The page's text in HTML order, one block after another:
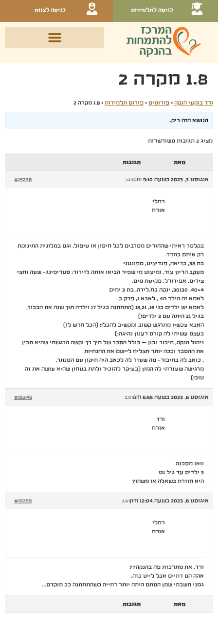
כניסה לתלמידות כניסה לצוות
1.8 מקרה 2
ורד בוקעי הנקה › פורומים › פורום תלמידות › 1.8 מקרה 2
הנושא הזה ריק.
מציג 2 תגובות משורשרות
מאת תגובות
אוגוסט 3, 2023 בשעה 9:10 pm #15238 הגב
רחלי
אורח
בקלסר ראיתי שההורים מסרבים לכל חיסון או טיפול, וגם במלונית התינוקת
רק איתם בחדר.
בת 38, בריאה, פנדיציט, ספונטני
מעקב הריון עוד, ומיעוט מי שפיר הביאו אותה לזירור: סטריפינג- שעה וחצי
צירים, אפידורל, פקיעת מים.
40+4, 30130, ינקה בח.לידה, בת 3 ימים
לאמא זה הילד ה4 , לאבא 1, פרק ב.
לאמא יש ילדים בני 16, 18,21 (התחתנה בגיל 17 וילדה תוך שנה את הבכור.
בגיל 21 היתה עם 3 ילדים!)
האבא עכשיו מתרגש קשוב ומקשיב להכל!! (הכל חדש לו)
בעצם עשיתי לה קורס רענון נהיגה:)
ניהול הנקה, חיבור נכון – כולל הסבר של חיך רך וקשה הרגשתי שהיא תבין
את ההסבר וככה יותר תצליח ליישם את ההנחיות
, כואב לה בחיבור- מה שעזר לה לכאב היה תיקון עם הסנתר.
מרגישה שעזרתי לה המון (בעיקר להזכיר ולתת בטחון שהיא עושה את זה
טוב!)
אוגוסט 6, 2023 בשעה 6:55 am #15246 הגב
ורד
אורח
וואו מסכנה
3 ילדים עד גיל 21!
היא חוזרת בשאלה או משהו?
אוגוסט 6, 2023 בשעה 12:04 pm #15259 הגב
רחלי
אורח
ורד, את מתרכזת פה בהנקה??
אהה הם דתיים אבל לייט כזה.
גמני חשבתי שמן הסתם היתה יותר דתייה כשהתחתנה ככ מוקדם…
מאת תגובות